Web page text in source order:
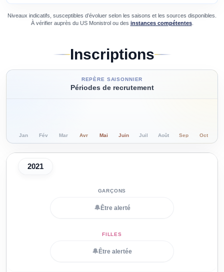
Niveaux indicatifs, susceptibles d’évoluer selon les saisons et les sources disponibles.
À vérifier auprès du US Monistrolou des instances compétentes.
Inscriptions
REPÈRE SAISONNIER
Périodes de recrutement
Jan Fév Mar Avr Mai Juin Juil Août Sep Oct
2021
🔔 Être alerté
🔔 Être alertée